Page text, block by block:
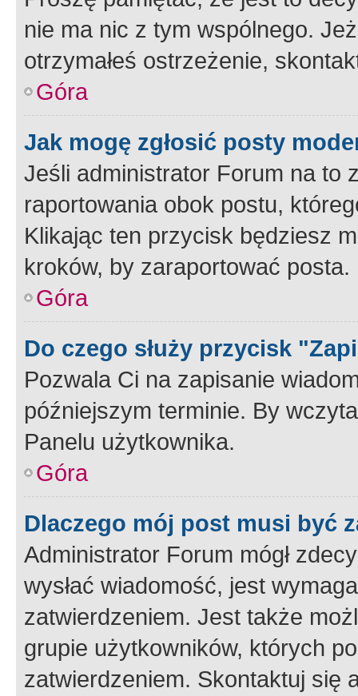
nie ma nic z tym wspólnego.
otrzymałeś ostrzeżenie,
Góra
Jak mogę zgłosić posty
Jeśli administrator Forum na to
raportowania obok postu,
Klikając ten przycisk będziesz
kroków, by zaraportować posta.
Góra
Do czego służy przycisk
Pozwala Ci na zapisanie
późniejszym terminie. By
Panelu użytkownika.
Góra
Dlaczego mój post musi być
Administrator Forum mógł
wysłać wiadomość, jest
zatwierdzeniem. Jest także
grupie użytkowników, których
zatwierdzeniem. Skontaktuj się